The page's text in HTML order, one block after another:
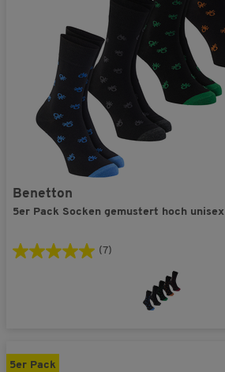
Benetton
5er Pack Socken gemustert hoch unisex
(7)
5er Pack